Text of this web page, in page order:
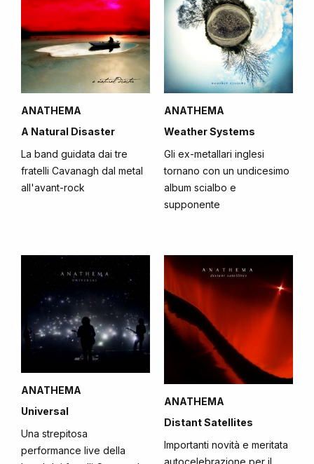
ANATHEMA
A Natural Disaster
La band guidata dai tre
fratelli Cavanagh dal metal
all'avant-rock
ANATHEMA
Weather Systems
Gli ex-metallari inglesi
tornano con un undicesimo
album scialbo e
supponente
ANATHEMA
Universal
Una strepitosa
performance live della
ANATHEMA
Distant Satellites
Importanti novità e meritata
autocelebrazione per il